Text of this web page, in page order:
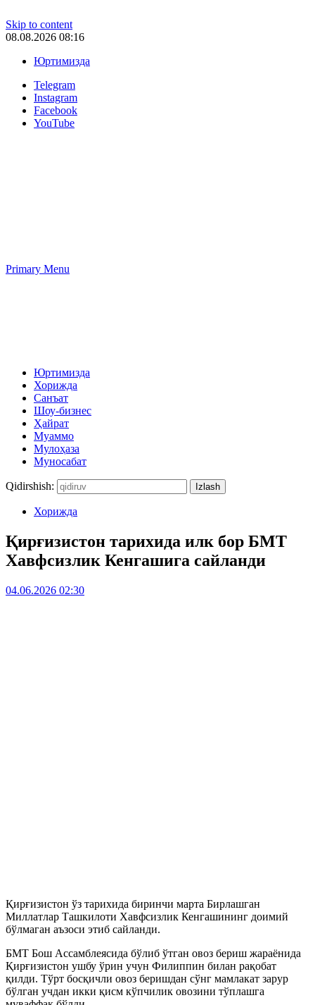
Skip to content
08.08.2026 08:16
Юртимизда
Telegram
Instagram
Facebook
YouTube
Primary Menu
Юртимизда
Хорижда
Санъат
Шоу-бизнес
Ҳайрат
Муаммо
Мулоҳаза
Муносабат
Qidirshish:
Хорижда
Қирғизистон тарихида илк бор БМТ
Хавфсизлик Кенгашига сайланди
04.06.2026 02:30
Қирғизистон ўз тарихида биринчи марта Бирлашган
Миллатлар Ташкилоти Хавфсизлик Кенгашининг доимий
бўлмаган аъзоси этиб сайланди.
БМТ Бош Ассамблеясида бўлиб ўтган овоз бериш жараёнида
Қирғизистон ушбу ўрин учун Филиппин билан рақобат
қилди. Тўрт босқичли овоз беришдан сўнг мамлакат зарур
бўлган учдан икки қисм кўпчилик овозини тўплашга